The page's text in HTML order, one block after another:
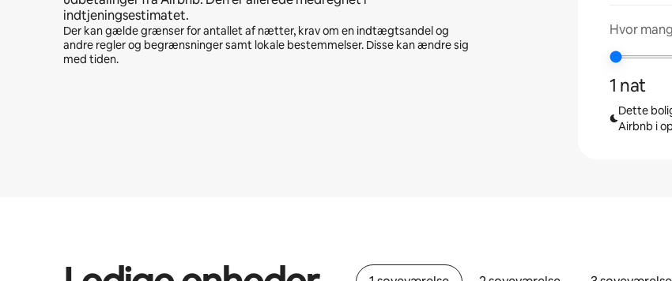
indtjeningsestimatet.
Der kan gælde grænser for antallet af nætter, krav om en indtægtsandel og
andre regler og begrænsninger samt lokale bestemmelser. Disse kan ændre sig
med tiden.
Hvor
1 nat
Dette
Airbnb i